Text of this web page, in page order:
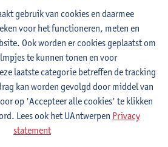
en familierecht
2.0 : over het eigene van gezinnen en
in het familierecht : tien
gebruik van cookies en daarmee
voor het functioneren, meten en
Ook worden er cookies geplaatst om
te kunnen tonen en voor
laatste categorie betreffen de tracking
kan worden gevolgd door middel van
op 'Accepteer alle cookies' te klikken
Lees ook het UAntwerpen Privacy
statement